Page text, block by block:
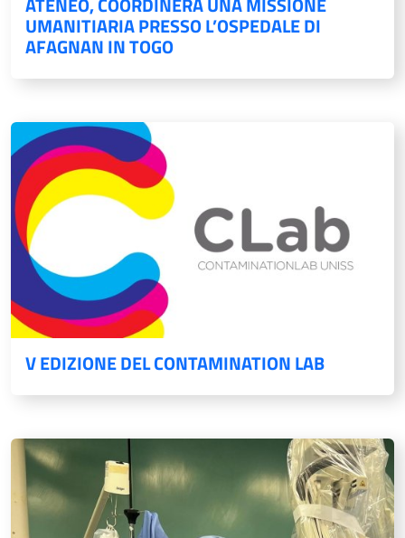
UMANITIARIA PRESSO L’OSPEDALE DI
AFAGNAN IN TOGO
V EDIZIONE DEL CONTAMINATION LAB